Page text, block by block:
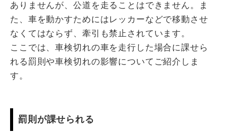
ありませんが、公道を走ることはできません。ま
た、車を動かすためにはレッカーなどで移動させ
なくてはならず、牽引も禁止されています。
ここでは、車検切れの車を走行した場合に課せら
れる罰則や車検切れの影響についてご紹介しま
す。
罰則が課せられる